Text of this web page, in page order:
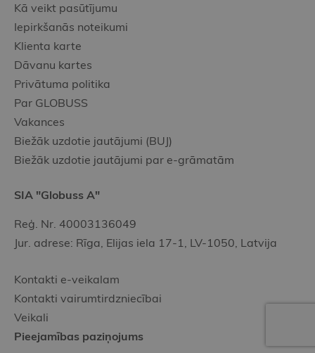
Kā veikt pasūtījumu
Iepirkšanās noteikumi
Klienta karte
Dāvanu kartes
Privātuma politika
Par GLOBUSS
Vakances
Biežāk uzdotie jautājumi (BUJ)
Biežāk uzdotie jautājumi par e-grāmatām
SIA "Globuss A"
Reģ. Nr. 40003136049
Jur. adrese: Rīga, Elijas iela 17-1, LV-1050, Latvija
Kontakti e-veikalam
Kontakti vairumtirdzniecībai
Veikali
Pieejamības paziņojums